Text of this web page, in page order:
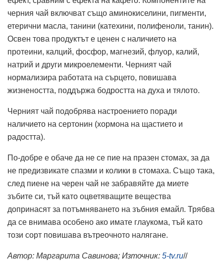
черния чай включват също аминокиселини, пигменти,
етерични масла, танини (катехини, полифеноли, танин).
Освен това продуктът е ценен с наличието на
протеини, калций, фосфор, магнезий, флуор, калий,
натрий и други микроелементи. Черният чай
нормализира работата на сърцето, повишава
жизнеността, поддържа бодростта на духа и тялото.
Черният чай подобрява настроението поради
наличието на сертонин (хормона на щастието и
радостта).
По-добре е обаче да не се пие на празен стомах, за да
не предизвикате спазми и колики в стомаха. Също така,
след пиене на черен чай не забравяйте да миете
зъбите си, тъй като оцветяващите вещества
допринасят за потъмняването на зъбния емайл. Трябва
да се внимава особено ако имате глаукома, тъй като
този сорт повишава вътреочното налягане.
Автор: Маргарита Савинова; Източник: 5-tv.ru//